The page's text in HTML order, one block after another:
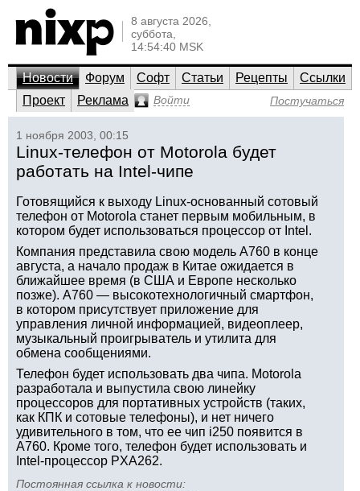
8 августа 2026,
суббота,
14:54:40 MSK
Новости Форум Софт Статьи Рецепты
Ссылки
Проект
Реклама Войти Постучаться
1 ноября 2003, 00:15
Linux-телефон от Motorola будет
работать на Intel-чипе
Готовящийся к выходу Linux-основанный сотовый
телефон от Motorola станет первым мобильным, в
котором будет использоваться процессор от Intel.
Компания представила свою модель A760 в конце
августа, а начало продаж в Китае ожидается в
ближайшее время (в США и Европе несколько
позже). A760 — высокотехнологичный смартфон,
в котором присутствует приложение для
управления личной информацией, видеоплеер,
музыкальный проигрыватель и утилита для
обмена сообщениями.
Телефон будет использовать два чипа. Motorola
разработала и выпустила свою линейку
процессоров для портативных устройств (таких,
как КПК и сотовые телефоны), и нет ничего
удивительного в том, что ее чип i250 появится в
A760. Кроме того, телефон будет использовать и
Intel-процессор PXA262.
Постоянная ссылка к новости: